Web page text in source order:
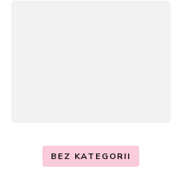
BEZ KATEGORII